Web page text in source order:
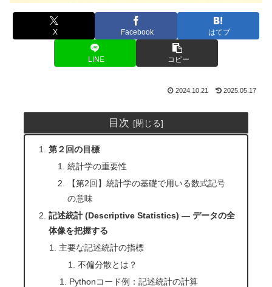
X Facebook はてブ
LINE コピー
2024.10.21 2025.05.17
目次
第２回の目標
統計学の重要性
【第2回】統計学の基礎で用いる数式記号
の意味
記述統計 (Descriptive Statistics) — データの全
体像を把握する
主要な記述統計の指標
不偏分散とは？
Pythonコード例：記述統計の計算